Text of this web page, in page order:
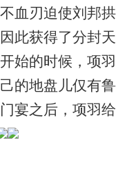
血刃迫使刘邦
此获得了分封
始的时候，项
的地盘儿仅有
宴之后，项羽